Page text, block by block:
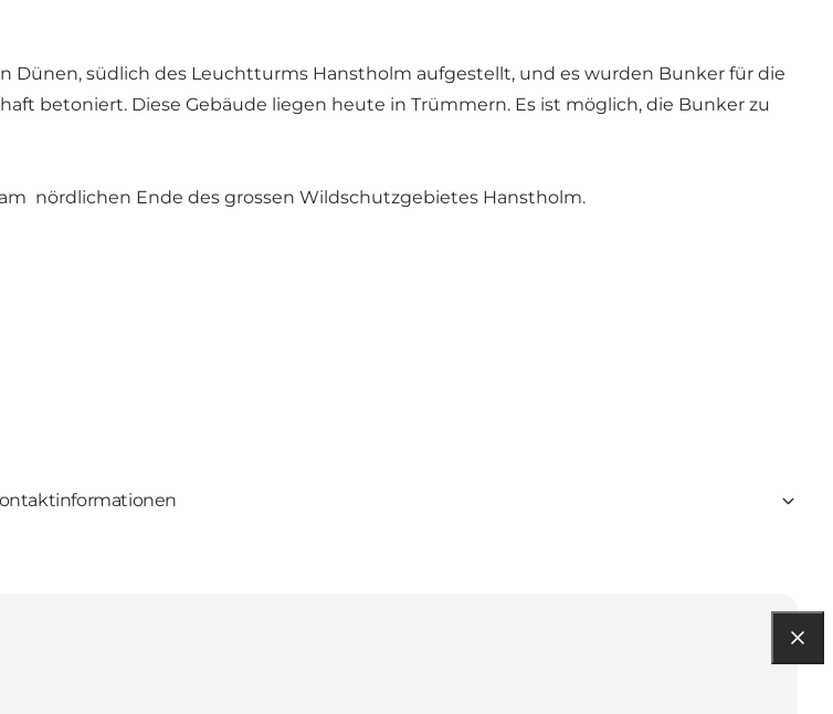
Dünen, südlich des Leuchtturms Hanstholm aufgestellt, und es wurden Bunker für die
betoniert. Diese Gebäude liegen heute in Trümmern. Es ist möglich, die Bunker zu
nördlichen Ende des grossen Wildschutzgebietes Hanstholm.